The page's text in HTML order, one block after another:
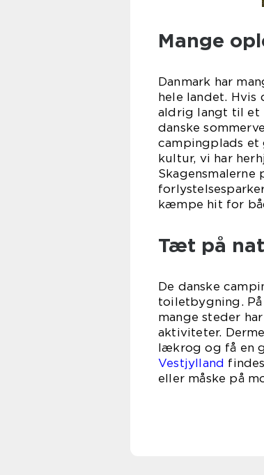
Mange
Danmark har
hele landet.
aldrig langt til et
danske
campingplads et
kultur, vi har
Skagensmalerne
kæmpe hit for
Tæt på
De danske
toiletbygning.
mange steder
aktiviteter.
lækrog og få en
Vestjylland
eller måske på